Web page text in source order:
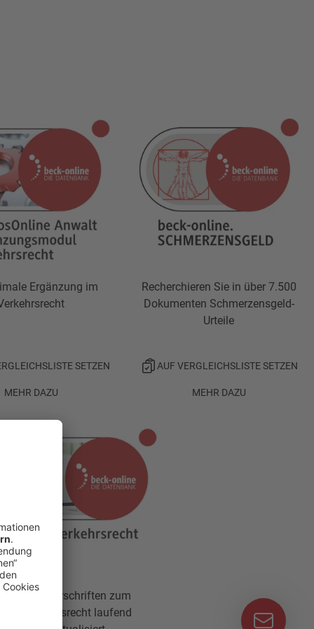
Ergänzung im
SETZEN
MEHR DAZU
Recherchieren Sie in über 7.500
Dokumenten Schmerzensgeld-
Urteile
AUF VERGLEICHSLISTE SETZEN
MEHR DAZU
Alle Vorschriften zum
Verkehrsrecht laufend